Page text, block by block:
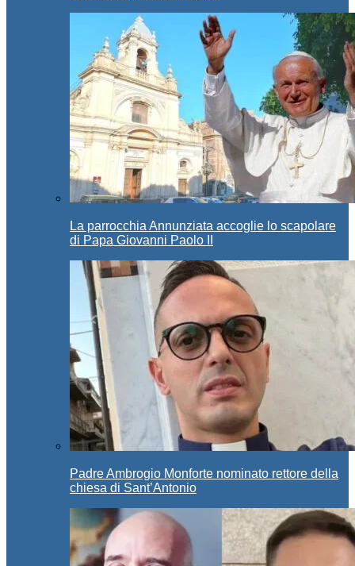
La parrocchia Annunziata accoglie lo scapolare
di Papa Giovanni Paolo II
Padre Ambrogio Monforte nominato rettore della
chiesa di Sant’Antonio